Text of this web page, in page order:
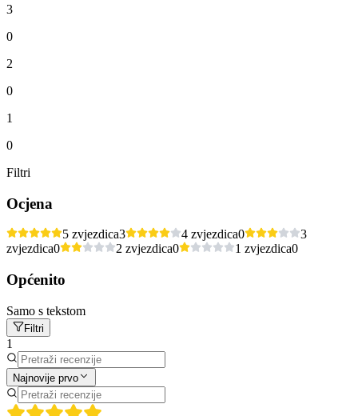
3
0
2
0
1
0
Filtri
Ocjena
5 zvjezdica3 4 zvjezdica0
3
zvjezdica0 2 zvjezdica0 1 zvjezdica0
Općenito
Samo s tekstom
Filtri
1
Najnovije prvo